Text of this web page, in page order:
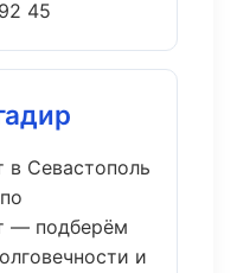
45
в Севастополь
— подберём
и